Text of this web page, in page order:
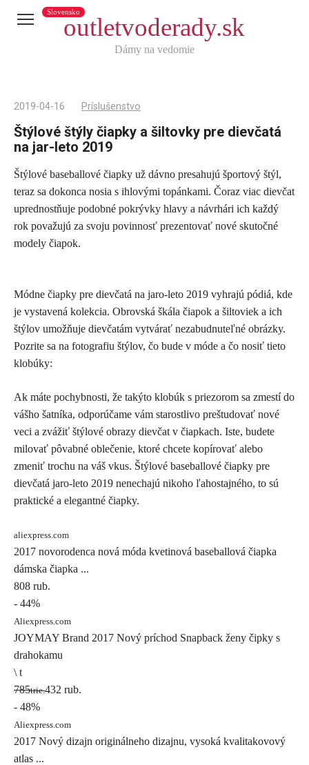
outletvoderady.sk
Slovensko
Dámy na vedomie
2019-04-16 Príslušenstvo
Štýlové štýly čiapky a šiltovky pre dievčatá
na jar-leto 2019
Štýlové baseballové čiapky už dávno presahujú športový štýl,
teraz sa dokonca nosia s ihlovými topánkami. Čoraz viac dievčat
uprednostňuje podobné pokrývky hlavy a návrhári ich každý
rok považujú za svoju povinnosť prezentovať nové skutočné
modely čiapok.
Módne čiapky pre dievčatá na jaro-leto 2019 vyhrajú pódiá, kde
je vystavená kolekcia. Obrovská škála čiapok a šiltoviek a ich
štýlov umožňuje dievčatám vytvárať nezabudnuteľné obrázky.
Pozrite sa na fotografiu štýlov, čo bude v móde a čo nosiť tieto
klobúky:
Ak máte pochybnosti, že takýto klobúk s priezorom sa zmestí do
vášho šatníka, odporúčame vám starostlivo preštudovať nové
veci a zvážiť štýlové obrazy dievčat v čiapkach. Iste, budete
milovať pôvabné oblečenie, ktoré chcete kopírovať alebo
zmeniť trochu na váš vkus. Štýlové baseballové čiapky pre
dievčatá jaro-leto 2019 nenechajú nikoho ľahostajného, ​​to sú
praktické a elegantné čiapky.
aliexpress.com
2017 novorodenca nová móda kvetinová baseballová čiapka
dámska čiapka ...
808 rub.
- 44%
Aliexpress.com
JOYMAY Brand 2017 Nový príchod Snapback ženy čipky s
drahokamu
\ t
785trie.432 rub.
- 48%
Aliexpress.com
2017 Nový dizajn originálneho dizajnu, vysoká kvalitakovový
atlas ...
Telegram
reddit
Tumblr
WhatsApp
Skype